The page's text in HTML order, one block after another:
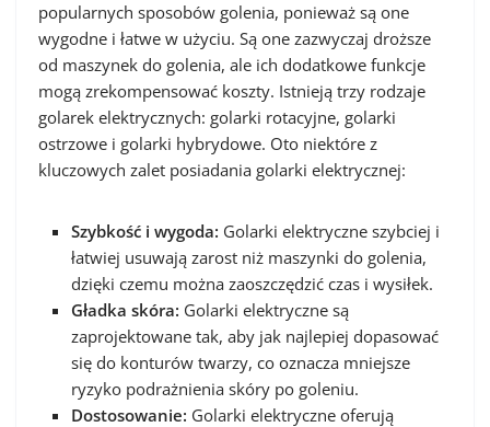
popularnych sposobów golenia, ponieważ są one
wygodne i łatwe w użyciu. Są one zazwyczaj droższe
od maszynek do golenia, ale ich dodatkowe funkcje
mogą zrekompensować koszty. Istnieją trzy rodzaje
golarek elektrycznych: golarki rotacyjne, golarki
ostrzowe i golarki hybrydowe. Oto niektóre z
kluczowych zalet posiadania golarki elektrycznej:
Szybkość i wygoda: Golarki elektryczne szybciej i
łatwiej usuwają zarost niż maszynki do golenia,
dzięki czemu można zaoszczędzić czas i wysiłek.
Gładka skóra: Golarki elektryczne są
zaprojektowane tak, aby jak najlepiej dopasować
się do konturów twarzy, co oznacza mniejsze
ryzyko podrażnienia skóry po goleniu.
Dostosowanie: Golarki elektryczne oferują